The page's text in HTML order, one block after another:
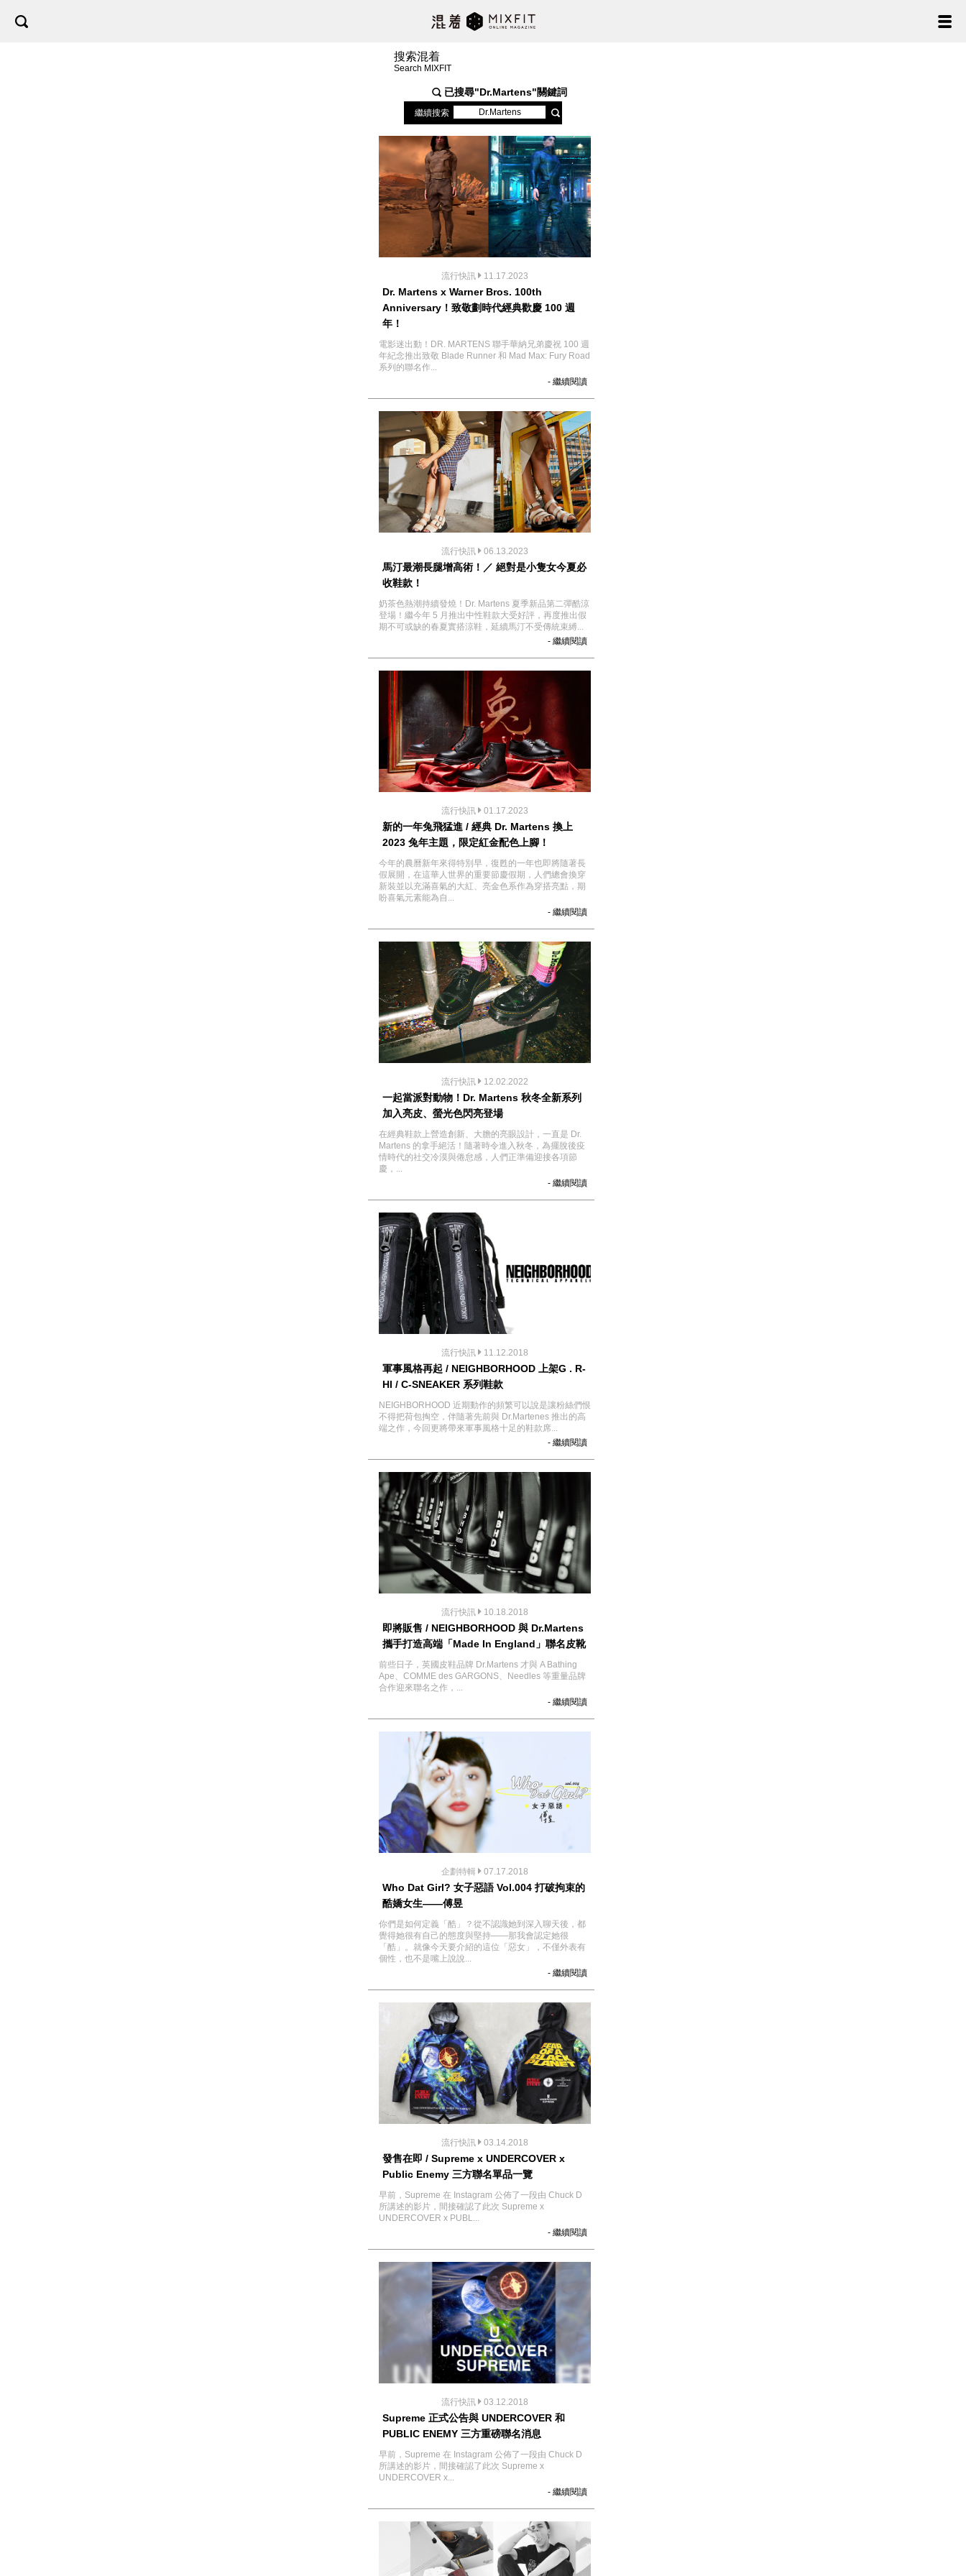
搜索混着
Search MIXFIT
已搜尋"Dr.Martens"關鍵詞
繼續搜索
流行快訊 11.17.2023
Dr. Martens x Warner Bros. 100th
Anniversary！致敬劃時代經典歡慶 100 週
年！
電影迷出動！DR. MARTENS 聯手華納兄弟慶祝 100 週
年紀念推出致敬 Blade Runner 和 Mad Max: Fury Road
系列的聯名作...
- 繼續閱讀
流行快訊 06.13.2023
馬汀最潮長腿增高術！／ 絕對是小隻女今夏必
收鞋款！
奶茶色熱潮持續發燒！Dr. Martens 夏季新品第二彈酷涼
登場！繼今年 5 月推出中性鞋款大受好評，再度推出假
期不可或缺的春夏實搭涼鞋，延續馬汀不受傳統束縛...
- 繼續閱讀
流行快訊 01.17.2023
新的一年兔飛猛進 / 經典 Dr. Martens 換上
2023 兔年主題，限定紅金配色上腳！
今年的農曆新年來得特別早，復甦的一年也即將隨著長
假展開，在這華人世界的重要節慶假期，人們總會換穿
新裝並以充滿喜氣的大紅、亮金色系作為穿搭亮點，期
盼喜氣元素能為自...
- 繼續閱讀
流行快訊 12.02.2022
一起當派對動物！Dr. Martens 秋冬全新系列
加入亮皮、螢光色閃亮登場
在經典鞋款上營造創新、大膽的亮眼設計，一直是 Dr.
Martens 的拿手絕活！隨著時令進入秋冬，為擺脫後疫
情時代的社交冷漠與倦怠感，人們正準備迎接各項節
慶，...
- 繼續閱讀
流行快訊 11.12.2018
軍事風格再起 / NEIGHBORHOOD 上架G . R-
HI / C-SNEAKER 系列鞋款
NEIGHBORHOOD 近期動作的頻繁可以說是讓粉絲們恨
不得把荷包掏空，伴隨著先前與 Dr.Martenes 推出的高
端之作，今回更將帶來軍事風格十足的鞋款席...
- 繼續閱讀
流行快訊 10.18.2018
即將販售 / NEIGHBORHOOD 與 Dr.Martens
攜手打造高端「Made In England」聯名皮靴
前些日子，英國皮鞋品牌 Dr.Martens 才與 A Bathing
Ape、COMME des GARGONS、Needles 等重量品牌
合作迎來聯名之作，...
- 繼續閱讀
企劃特輯 07.17.2018
Who Dat Girl? 女子惡語 Vol.004 打破拘束的
酷嬌女生——傅昱
你們是如何定義「酷」？從不認識她到深入聊天後，都
覺得她很有自己的態度與堅持——那我會認定她很
「酷」。就像今天要介紹的這位「惡女」，不僅外表有
個性，也不是嘴上說說...
- 繼續閱讀
流行快訊 03.14.2018
發售在即 / Supreme x UNDERCOVER x
Public Enemy 三方聯名單品一覽
早前，Supreme 在 Instagram 公佈了一段由 Chuck D
所講述的影片，間接確認了此次 Supreme x
UNDERCOVER x PUBL...
- 繼續閱讀
流行快訊 03.12.2018
Supreme 正式公告與 UNDERCOVER 和
PUBLIC ENEMY 三方重磅聯名消息
早前，Supreme 在 Instagram 公佈了一段由 Chuck D
所講述的影片，間接確認了此次 Supreme x
UNDERCOVER x...
- 繼續閱讀